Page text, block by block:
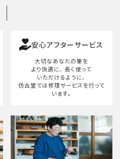
検索する
安心アフターサービス
大切なあなたの筆を
より快適に、 長く使って
いただけるように、
仿古堂では修理サービスを行って
います。